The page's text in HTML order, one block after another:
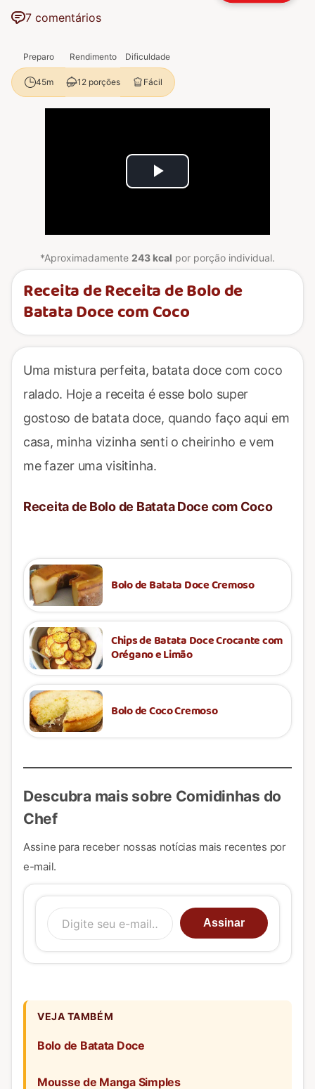
7 comentários
Preparo Rendimento Dificuldade
45m 12 porções Fácil
Play
*Aproximadamente 243 kcal por porção individual.
Receita de Receita de Bolo de
Batata Doce com Coco
Uma mistura perfeita, batata doce com coco
ralado. Hoje a receita é esse bolo super
gostoso de batata doce, quando faço aqui em
casa, minha vizinha senti o cheirinho e vem
me fazer uma visitinha.
Receita de Bolo de Batata Doce com Coco
Bolo de Batata Doce Cremoso
Chips de Batata Doce Crocante com
Orégano e Limão
Bolo de Coco Cremoso
Descubra mais sobre Comidinhas do
Chef
Assine para receber nossas notícias mais recentes por
e-mail.
Digite seu e-mail…
Assinar
VEJA TAMBÉM
Bolo de Batata Doce
Mousse de Manga Simples